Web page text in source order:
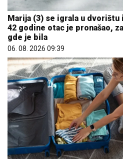
Marija (3) se igrala u dvorištu
42 godine otac je pronašao,
gde je bila
06. 08. 2026 09:39